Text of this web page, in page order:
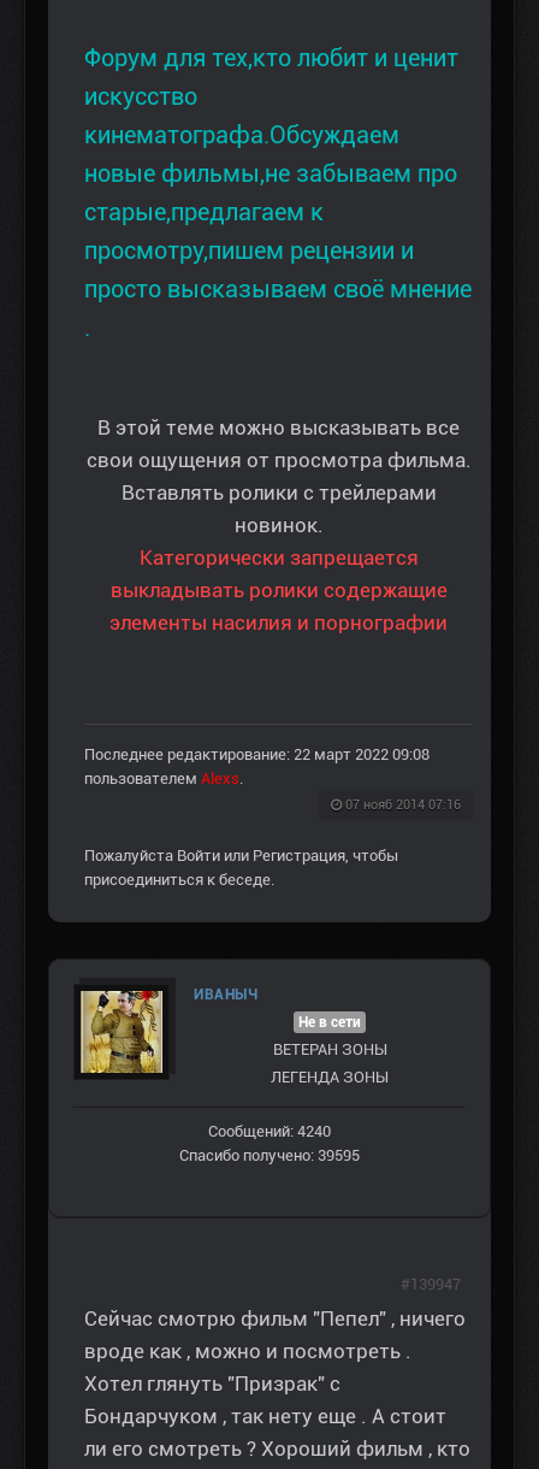
Форум для тех,кто любит и ценит
искусство
кинематографа.Обсуждаем
новые фильмы,не забываем про
старые,предлагаем к
просмотру,пишем рецензии и
просто высказываем своё мнение
.
В этой теме можно высказывать все
свои ощущения от просмотра фильма.
Вставлять ролики с трейлерами
новинок.
Категорически запрещается
выкладывать ролики содержащие
элементы насилия и порнографии
Последнее редактирование: 22 март 2022 09:08
пользователем Alexs
07 нояб 2014 07:16
Пожалуйста Войти или Регистрация , чтобы
присоединиться к беседе.
ИВАНЫЧ
Не в сети
ВЕТЕРАН ЗOНЫ
ЛЕГЕНДА ЗОНЫ
Сообщений: 4240
Спасибо получено: 39595
Сейчас смотрю фильм "Пепел" , ничего
вроде как , можно и посмотреть .
Хотел глянуть "Призрак" с
Бондарчуком , так нету еще . А стоит
ли его смотреть ? Хороший фильм , кто
#139947